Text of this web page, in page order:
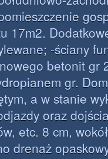
17m2.
-ściany
betonit gr
gr.
a w stanie
oraz
etc. 8 cm,
drenaż